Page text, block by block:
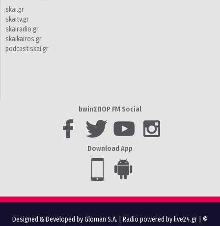
skai.gr
skaitv.gr
skairadio.gr
skaikairos.gr
podcast.skai.gr
bwinΣΠΟΡ FM Social
Download App
Designed & Developed by Gloman S.A. Radio powered by live24.gr | ©